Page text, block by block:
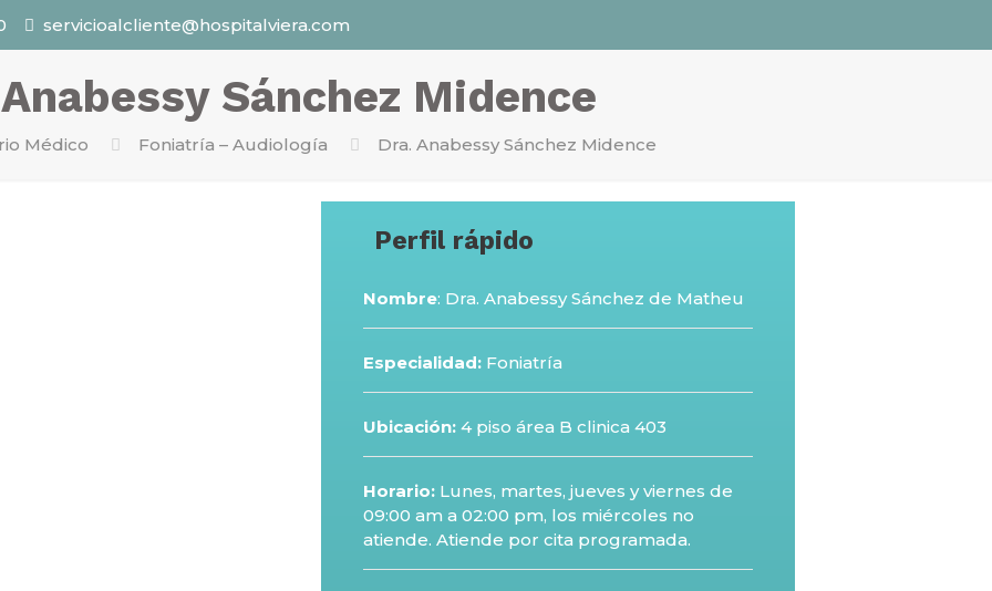
servicioalcliente@hospitalviera.com
Sánchez Midence
Médico Foniatría – Audiología Dra. Anabessy Sánchez Midence
Perfil rápido
Nombre: Dra. Anabessy Sánchez de Matheu
Especialidad: Foniatría
Ubicación:4 piso área B clinica 403
Horario: Lunes, martes, jueves y viernes de
09:00 am a 02:00 pm, los miércoles no
atiende. Atiende por cita programada.